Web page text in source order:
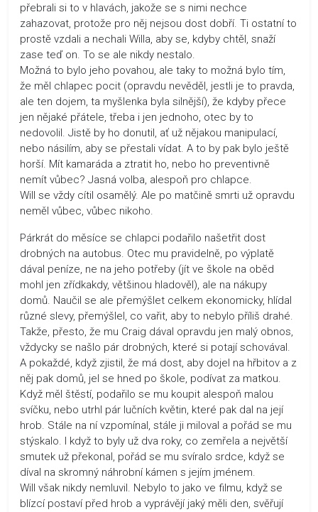
přebrali si to v hlavách, jakože se s nimi nechce
zahazovat, protože pro něj nejsou dost dobří. Ti ostatní to
prostě vzdali a nechali Willa, aby se, kdyby chtěl, snaží
zase teď on. To se ale nikdy nestalo.
Možná to bylo jeho povahou, ale taky to možná bylo tím,
že měl chlapec pocit (opravdu nevěděl, jestli je to pravda,
ale ten dojem, ta myšlenka byla silnější), že kdyby přece
jen nějaké přátele, třeba i jen jednoho, otec by to
nedovolil. Jistě by ho donutil, ať už nějakou manipulací,
nebo násilím, aby se přestali vídat. A to by pak bylo ještě
horší. Mít kamaráda a ztratit ho, nebo ho preventivně
nemít vůbec? Jasná volba, alespoň pro chlapce.
Will se vždy cítil osamělý. Ale po matčině smrti už opravdu
neměl vůbec, vůbec nikoho.
Párkrát do měsíce se chlapci podařilo našetřit dost
drobných na autobus. Otec mu pravidelně, po výplatě
dával peníze, ne na jeho potřeby (jít ve škole na oběd
mohl jen zřídkakdy, většinou hladověl), ale na nákupy
domů. Naučil se ale přemýšlet celkem ekonomicky, hlídal
různé slevy, přemýšlel, co vařit, aby to nebylo příliš drahé.
Takže, přesto, že mu Craig dával opravdu jen malý obnos,
vždycky se našlo pár drobných, které si potají schovával.
A pokaždé, když zjistil, že má dost, aby dojel na hřbitov a z
něj pak domů, jel se hned po škole, podívat za matkou.
Když měl štěstí, podařilo se mu koupit alespoň malou
svíčku, nebo utrhl pár lučních květin, které pak dal na její
hrob. Stále na ní vzpomínal, stále ji miloval a pořád se mu
stýskalo. I když to byly už dva roky, co zemřela a největší
smutek už překonal, pořád se mu svíralo srdce, když se
díval na skromný náhrobní kámen s jejím jménem.
Will však nikdy nemluvil. Nebylo to jako ve filmu, když se
blízcí postaví před hrob a vyprávějí jaký měli den, svěřují